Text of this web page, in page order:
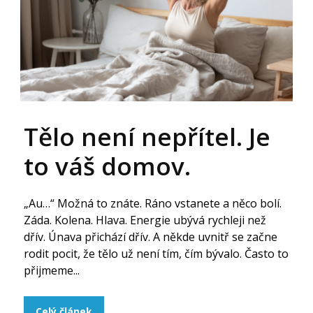
Tělo není nepřítel. Je
to váš domov.
„Au…“ Možná to znáte. Ráno vstanete a něco bolí.
Záda. Kolena. Hlava. Energie ubývá rychleji než
dřív. Únava přichází dřív. A někde uvnitř se začne
rodit pocit, že tělo už není tím, čím bývalo. Často to
přijmeme...